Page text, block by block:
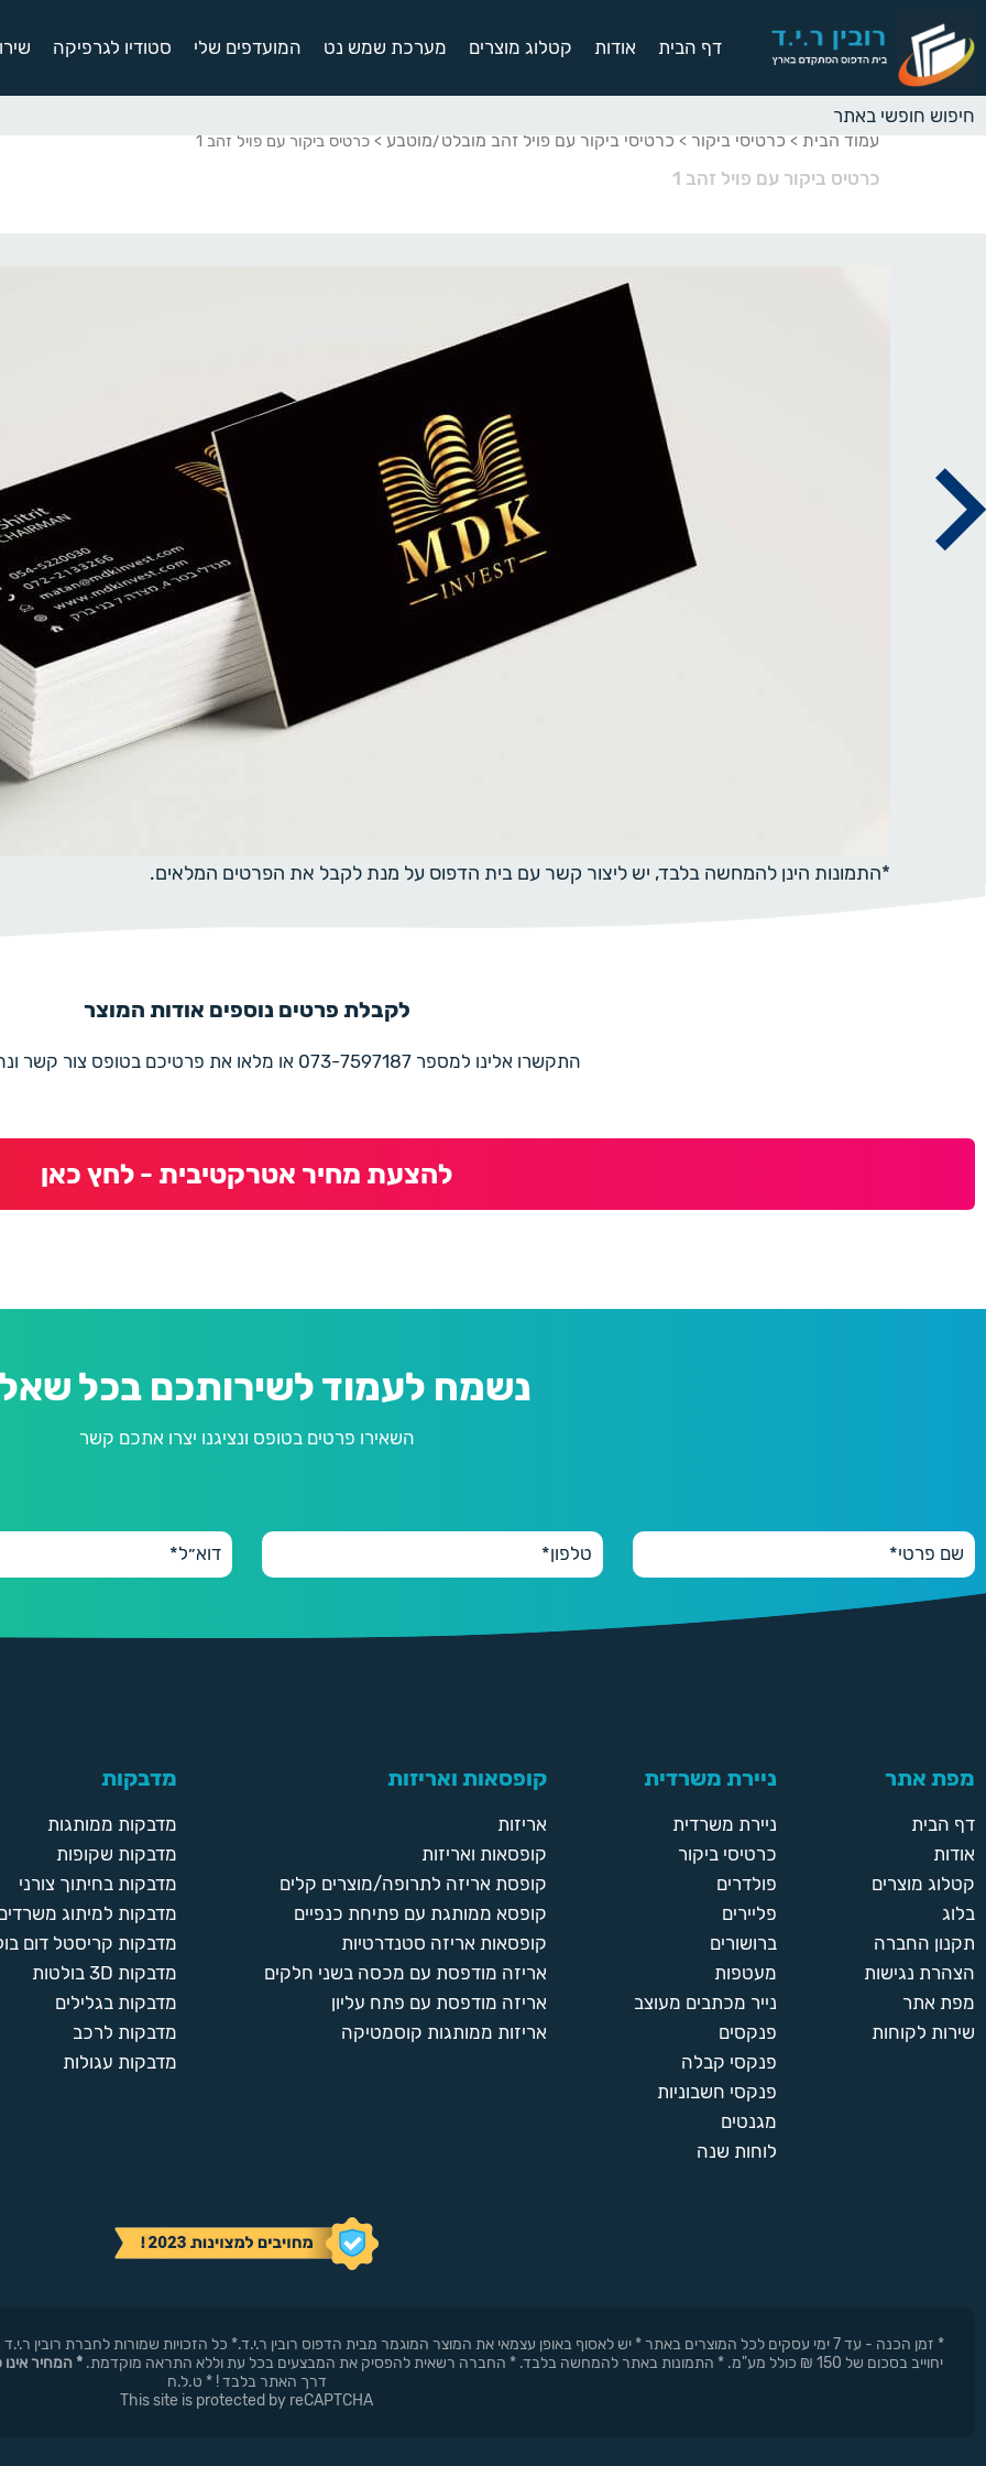
דף הבית אודות קטלוג מוצרים מערכת שמש נט המועדפים שלי סטודיו לגרפיקה
עמוד הבית > כרטיסי ביקור > כרטיסי ביקור עם פויל זהב מובלט/מוטבע > כרטיס ביקור עם פויל זהב 1
כרטיס ביקור עם פויל זהב 1
*התמונות הינן להמחשה בלבד, יש ליצור קשר עם בית הדפוס על מנת לקבל את הפרטים המלאים.
לקבלת פרטים נוספים אודות המוצר
התקשרו אלינו למספר 073-7597187 או מלאו את פרטיכם בטופס צור קשר ונחזור בהקדם
להצעת מחיר אטרקטיבית - לחץ כאן
נשמח לעמוד לשירותכם בכל
השאירו פרטים בטופס ונציגנו יצרו אתכם קשר
מפת אתר
דף הבית
אודות
קטלוג מוצרים
בלוג
תקנון החברה
הצהרת נגישות
מפת אתר
שירות לקוחות
ניירת משרדית
ניירת משרדית
כרטיסי ביקור
פולדרים
פליירים
ברושורים
מעטפות
נייר מכתבים מעוצב
פנקסים
פנקסי קבלה
פנקסי חשבוניות
מגנטים
לוחות שנה
קופסאות ואריזות
אריזות
קופסאות ואריזות
קופסת אריזה לתרופה/מוצרים קלים
קופסא ממותגת עם פתיחת כנפיים
קופסאות אריזה סטנדרטיות
אריזה מודפסת עם מכסה בשני חלקים
אריזה מודפסת עם פתח עליון
אריזות ממותגות קוסמטיקה
מדבקות
מדבקות ממותגות
מדבקות שקופות
מדבקות בחיתוך צורני
מדבקות למיתוג
מדבקות קריסטל דום
מדבקות 3D בולטות
מדבקות בגלילים
מדבקות לרכב
מדבקות עגולות
* זמן הכנה - עד 7 ימי עסקים לכל המוצרים באתר * יש לאסוף באופן עצמאי את המוצר המוגמר מבית הדפוס רובין ר.י.ד.* כל הזכויות שמורות לחברת
יחוייב בסכום של 150 ₪ כולל מע"מ. * התמונות באתר להמחשה בלבד. * החברה רשאית להפסיק את המבצעים בכל עת וללא התראה מוקדמת.
* המחיר
דרך האתר בלבד ! * ט.ל.ח
This site is protected by reCAPTCHA